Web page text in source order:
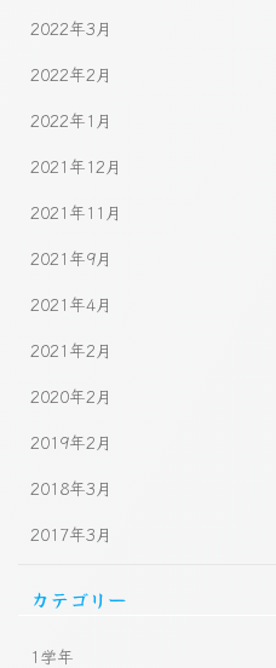
2022年3月
2022年2月
2022年1月
2021年12月
2021年11月
2021年9月
2021年4月
2021年2月
2020年2月
2019年2月
2018年3月
2017年3月
カテゴリー
1学年